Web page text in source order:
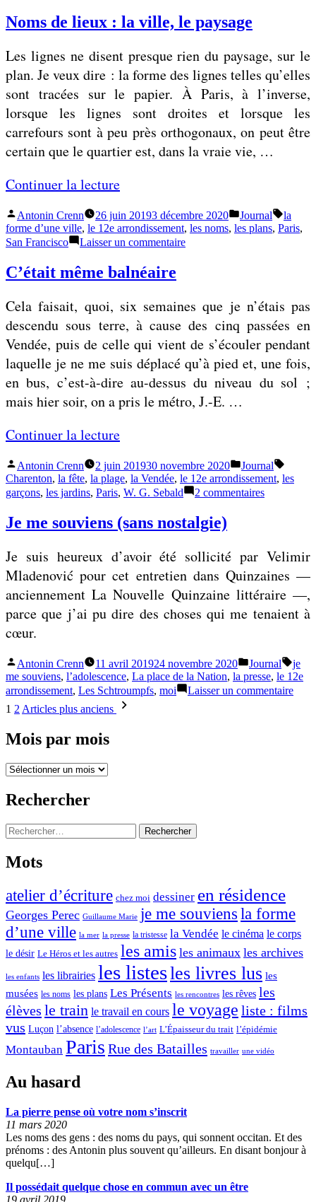
o
i
r
l
i
e
u
p
o
r
t
e
r
»
o
m
a
n
e
t
l
a
o
é
s
i
»
roman
et
poésie
Noms de lieux : la ville, le paysage
Les lignes ne disent presque rien du paysage, sur le
plan. Je veux dire : la forme des lignes telles qu’elles
sont tracées sur le papier. À Paris, à l’inverse,
lorsque les lignes sont droites et lorsque les
carrefours sont à peu près orthogonaux, on peut être
certain que le quartier est, dans la vraie vie, …
Continuer la lecture«
N
o
s
e
l
i
e
u
x
l
a
i
e
,
l
p
a
y
Publié
par
Antonin Crenn 26 juin 20193 décembre 2020
Publié
dans
Journal
la
forme d’une ville, le 12e arrondissement, les noms, les plans, Paris,
San Francisco
Laisser un commentairesur
ville,
paysage
C’était même balnéaire
Cela faisait, quoi, six semaines que je n’étais pas
descendu sous terre, à cause des cinq passées en
Vendée, puis de celle qui vient de s’écouler pendant
laquelle je ne me suis déplacé qu’à pied et, une fois,
en bus, c’est-à-dire au-dessus du niveau du sol ;
mais hier soir, on a pris le métro, J.-E. …
Continuer la lecture«
C
’
t
a
t
m
ê
e
b
a
e
Publié
par
Antonin Crenn 2 juin 201930 novembre 2020
Publié
dans
Journal
Charenton, la fête, la plage, la Vendée, le 12e arrondissement, les
garçons, les jardins, Paris, W. G. Sebald 2 commentairessur
Je me souviens (sans nostalgie)
Je suis heureux d’avoir été sollicité par Velimir
Mladenović pour cet entretien dans Quinzaines —
anciennement La Nouvelle Quinzaine littéraire —,
parce que j’ai pu dire des choses qui me tenaient à
cœur.
Publié
par
Antonin Crenn 11 avril 201924 novembre 2020
Publié
dans
Journal
je
me souviens, l’adolescence, La place de la Nation, la presse, le 12e
arrondissement, Les Schtroumpfs, moi Laisser un commentairesur
Pagination
publications
1 2 Articles plus anciens
Mois par mois
Mois
mois
Rechercher
Rechercher :
Mots
atelier d’écriture chez moi dessiner en résidence
Georges Perec Guillaume Marie je me souviens la forme
d’une ville la mer la presse la tristesse la Vendée le cinéma le corps
le désir Le Héros et les autres les amis les animaux les archives
les enfants les librairies les listesles livres lus les
musées les noms les plans Les Présents les rencontres les rêves les
élèves le train le travail en cours le voyage liste : films
vus Luçon l’absence l’adolescence l’art L’Épaisseur du trait l’épidémie
Montauban Paris Rue des Batailles travailler une vidéo
Au hasard
La pierre pense où votre nom s’inscrit
11 mars 2020
Les noms des gens : des noms du pays, qui sonnent occitan. Et des
prénoms : des Antonin plus souvent qu’ailleurs. En disant bonjour à
quelqu[…]
Il possédait quelque chose en commun avec un être